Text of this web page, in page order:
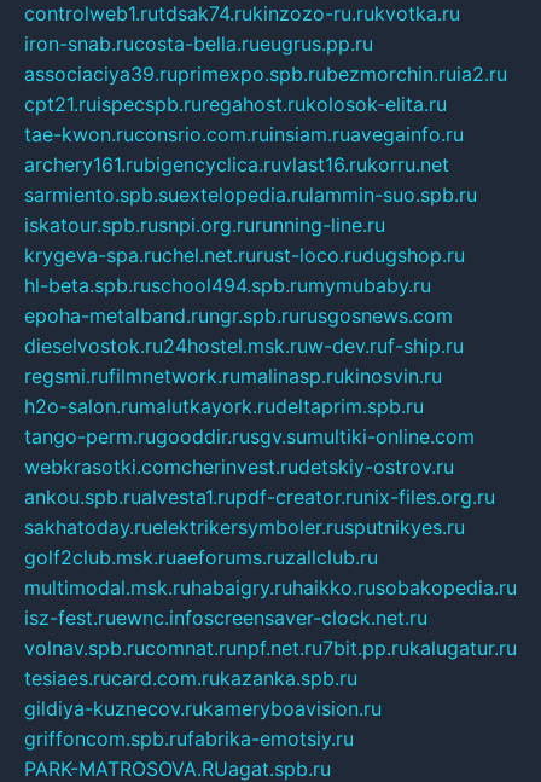
controlweb1.rutdsak74.rukinzozo-ru.rukvotka.ru
iron-snab.rucosta-bella.rueugrus.pp.ru
associaciya39.ruprimexpo.spb.rubezmorchin.ruia2.ru
cpt21.ruispecspb.ruregahost.rukolosok-elita.ru
tae-kwon.ruconsrio.com.ruinsiam.ruavegainfo.ru
archery161.rubigencyclica.ruvlast16.rukorru.net
sarmiento.spb.suextelopedia.rulammin-suo.spb.ru
iskatour.spb.rusnpi.org.rurunning-line.ru
krygeva-spa.ruchel.net.rurust-loco.rudugshop.ru
hl-beta.spb.ruschool494.spb.rumymubaby.ru
epoha-metalband.rungr.spb.rurusgosnews.com
dieselvostok.ru24hostel.msk.ruw-dev.ruf-ship.ru
regsmi.rufilmnetwork.rumalinasp.rukinosvin.ru
h2o-salon.rumalutkayork.rudeltaprim.spb.ru
tango-perm.rugooddir.rusgv.sumultiki-online.com
webkrasotki.comcherinvest.rudetskiy-ostrov.ru
ankou.spb.rualvesta1.rupdf-creator.runix-files.org.ru
sakhatoday.ruelektrikersymboler.rusputnikyes.ru
golf2club.msk.ruaeforums.ruzallclub.ru
multimodal.msk.ruhabaigry.ruhaikko.rusobakopedia.ru
isz-fest.ruewnc.infoscreensaver-clock.net.ru
volnav.spb.rucomnat.runpf.net.ru7bit.pp.rukalugatur.ru
tesiaes.rucard.com.rukazanka.spb.ru
gildiya-kuznecov.rukameryboavision.ru
griffoncom.spb.rufabrika-emotsiy.ru
PARK-MATROSOVA.RUagat.spb.ru